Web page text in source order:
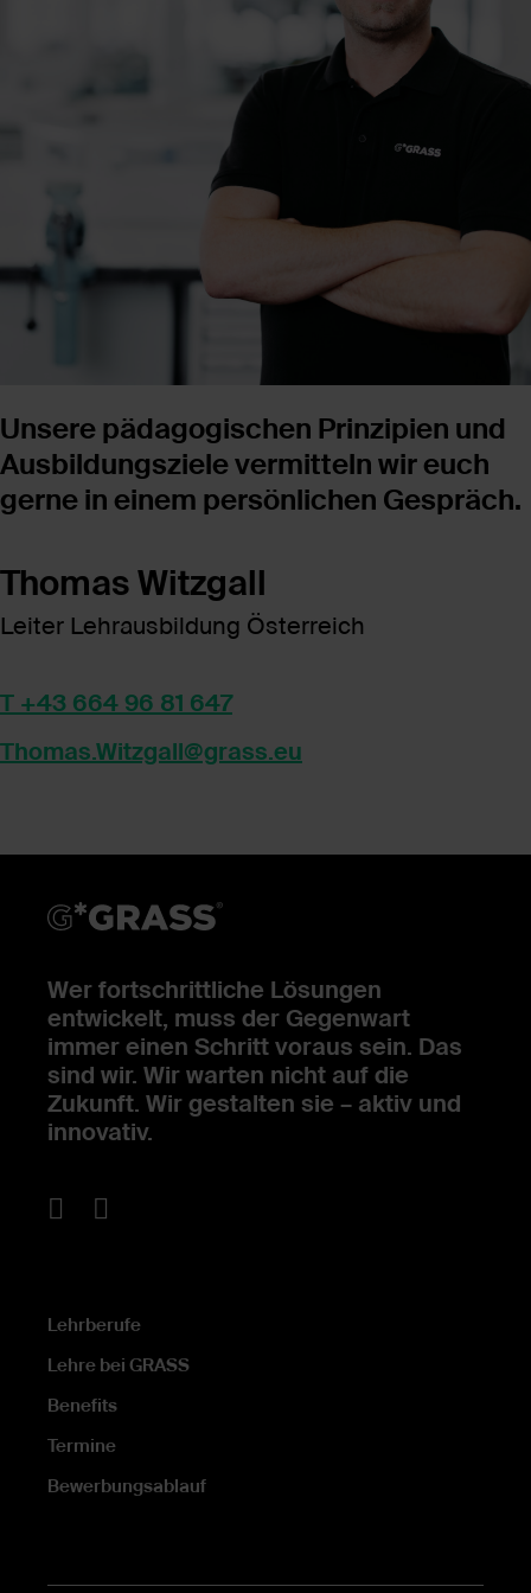
Unsere pädagogischen Prinzipien und
Ausbildungs­ziele vermitteln wir euch
gerne in einem persönlichen Gespräch.
Thomas Witzgall
Leiter Lehrausbildung Österreich
T +43 664 96 81 647
Thomas.Witzgall@grass.eu
Wer fortschrittliche Lösungen
entwickelt, muss der Gegenwart
immer einen Schritt voraus sein. Das
sind wir. Wir warten nicht auf die
Zukunft. Wir gestalten sie – aktiv und
innovativ.
Lehrberufe
Lehre bei GRASS
Benefits
Termine
Bewerbungsablauf